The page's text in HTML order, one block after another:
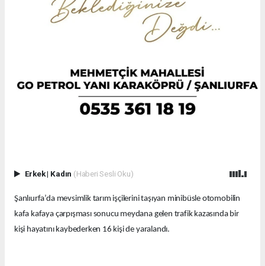
Erkek| Kadın (Haberi Sesli Oku)
Şanlıurfa’da mevsimlik tarım işçilerini taşıyan minibüsle otomobilin
kafa kafaya çarpışması sonucu meydana gelen trafik kazasında bir
kişi hayatını kaybederken 16 kişi de yaralandı.